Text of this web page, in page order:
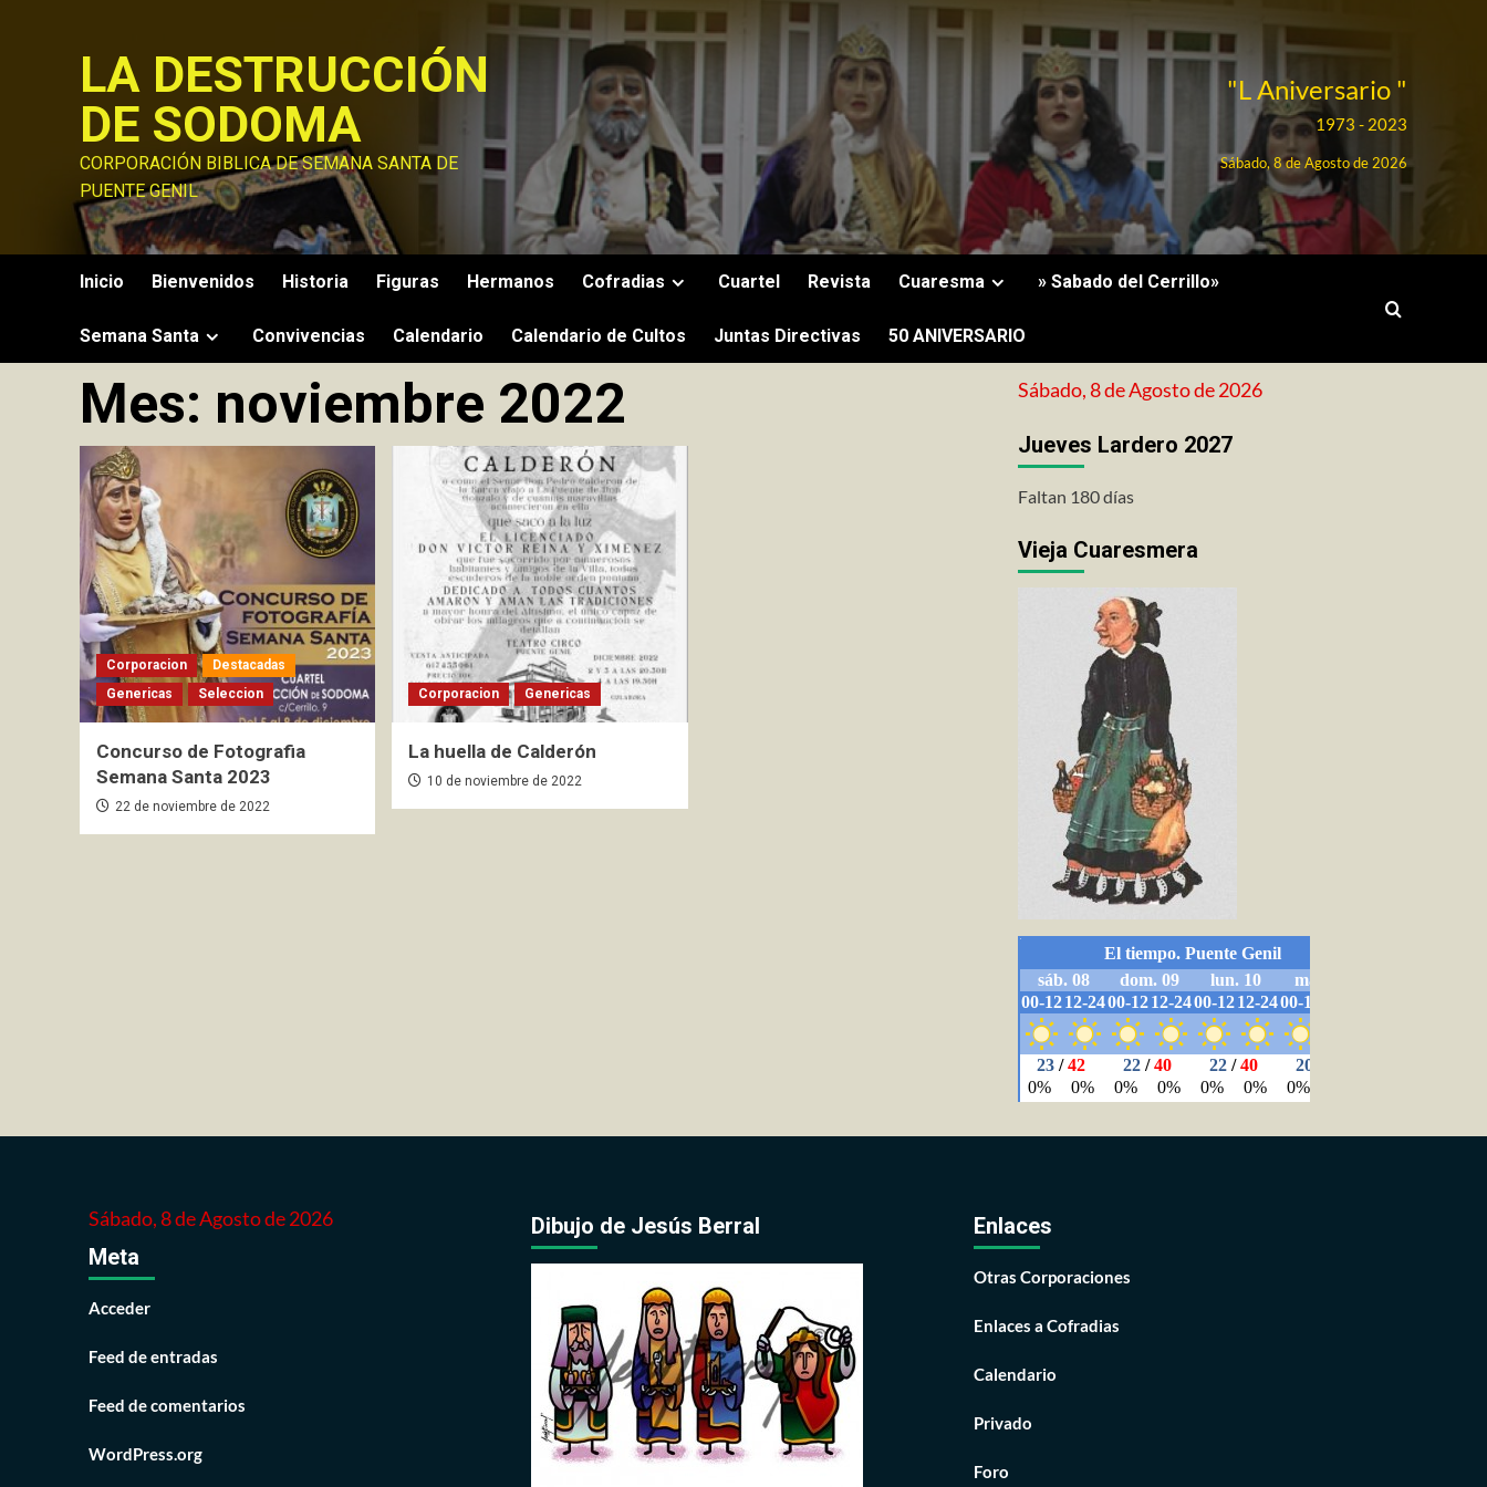
LA DESTRUCCIÓN
DE SODOMA
CORPORACIÓN BIBLICA DE SEMANA SANTA DE
PUENTE GENIL
"L Aniversario "
1973 - 2023
Sábado, 8 de Agosto de 2026
Inicio Bienvenidos Historia Figuras Hermanos Cofradias Cuartel Revista Cuaresma » Sabado del Cerrillo»
Semana Santa Convivencias Calendario Calendario de Cultos Juntas Directivas 50 ANIVERSARIO
Mes: noviembre 2022
Corporacion
Destacadas
Genericas
Seleccion
Concurso de Fotografia
Semana Santa 2023
22 de noviembre de 2022
Corporacion Genericas
La huella de Calderón
10 de noviembre de 2022
Sábado, 8 de Agosto de 2026
Jueves Lardero 2027
Faltan 180 días
Vieja Cuaresmera
Sábado, 8 de Agosto de 2026
Meta
Acceder
Feed de entradas
Feed de comentarios
WordPress.org
Dibujo de Jesús Berral Enlaces
Otras Corporaciones
Enlaces a Cofradias
Calendario
Privado
Foro